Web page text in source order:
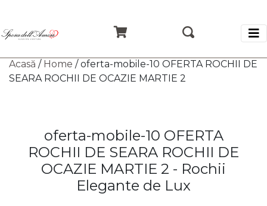
Acasă / Home / oferta-mobile-10 OFERTA ROCHII DE
SEARA ROCHII DE OCAZIE MARTIE 2
oferta-mobile-10 OFERTA
ROCHII DE SEARA ROCHII DE
OCAZIE MARTIE 2 - Rochii
Elegante de Lux